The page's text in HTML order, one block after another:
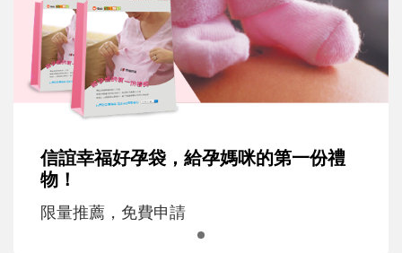
信誼幸福好孕袋，給孕媽咪的第一份禮
物！
限量推薦，免費申請